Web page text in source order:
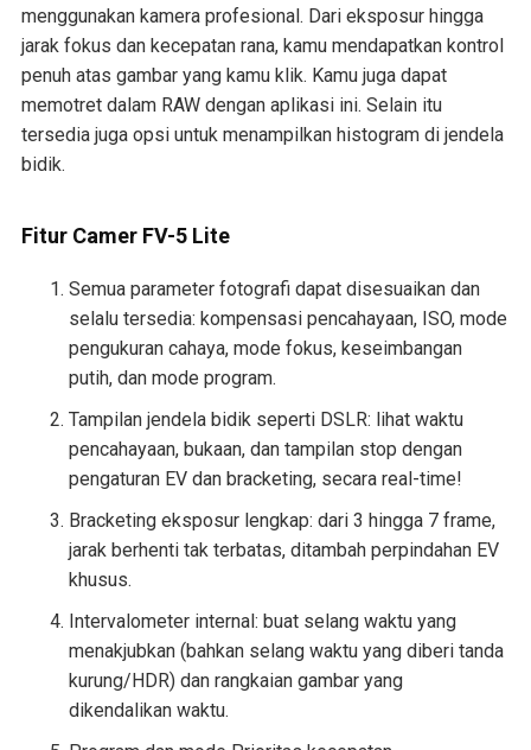
menggunakan kamera profesional. Dari eksposur hingga
jarak fokus dan kecepatan rana, kamu mendapatkan kontrol
penuh atas gambar yang kamu klik. Kamu juga dapat
memotret dalam RAW dengan aplikasi ini. Selain itu
tersedia juga opsi untuk menampilkan histogram di jendela
bidik.
Fitur Camer FV-5 Lite
Semua parameter fotografi dapat disesuaikan dan
selalu tersedia: kompensasi pencahayaan, ISO, mode
pengukuran cahaya, mode fokus, keseimbangan
putih, dan mode program.
Tampilan jendela bidik seperti DSLR: lihat waktu
pencahayaan, bukaan, dan tampilan stop dengan
pengaturan EV dan bracketing, secara real-time!
Bracketing eksposur lengkap: dari 3 hingga 7 frame,
jarak berhenti tak terbatas, ditambah perpindahan EV
khusus.
Intervalometer internal: buat selang waktu yang
menakjubkan (bahkan selang waktu yang diberi tanda
kurung/HDR) dan rangkaian gambar yang
dikendalikan waktu.